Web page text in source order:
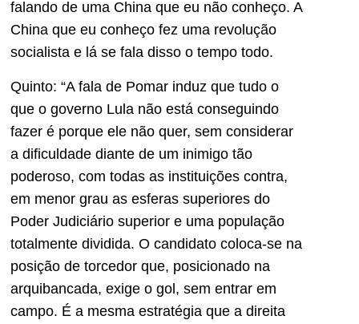
falando de uma China que eu não conheço. A
China que eu conheço fez uma revolução
socialista e lá se fala disso o tempo todo.
Quinto: “A fala de Pomar induz que tudo o
que o governo Lula não está conseguindo
fazer é porque ele não quer, sem considerar
a dificuldade diante de um inimigo tão
poderoso, com todas as instituições contra,
em menor grau as esferas superiores do
Poder Judiciário superior e uma população
totalmente dividida. O candidato coloca-se na
posição de torcedor que, posicionado na
arquibancada, exige o gol, sem entrar em
campo. É a mesma estratégia que a direita